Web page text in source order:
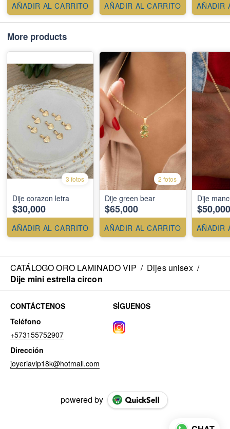
AÑADIR AL CARRITO AÑADIR AL CARRITO AÑADIR
More products
3 fotos
Dije corazon letra
$30,000
AÑADIR AL CARRITO
2 fotos
Dije green bear
$65,000
AÑADIR AL CARRITO
Dije
$50,000
AÑADIR
CATÁLOGO ORO LAMINADO VIP / Dijes unisex /
Dije mini estrella circon
CONTÁCTENOS
Teléfono
+573155752907
Dirección
joyeriavip18k@hotmail.com
SÍGUENOS
powered by